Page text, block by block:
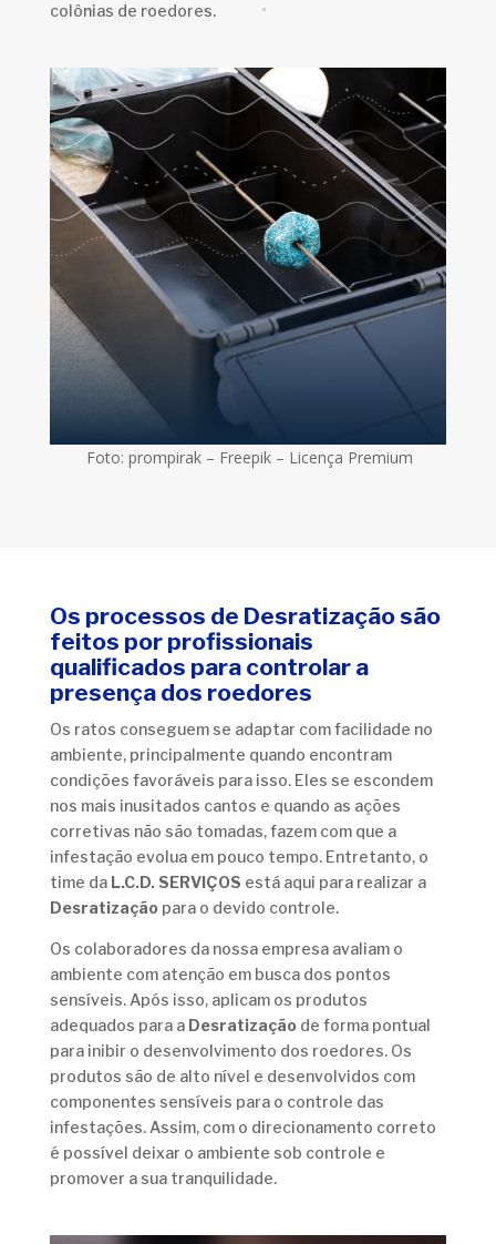
colônias de roedores.
Foto: prompirak – Freepik – Licença Premium
Os processos de Desratização são
feitos por profissionais
qualificados para controlar a
presença dos roedores
Os ratos conseguem se adaptar com facilidade no
ambiente, principalmente quando encontram
condições favoráveis para isso. Eles se escondem
nos mais inusitados cantos e quando as ações
corretivas não são tomadas, fazem com que a
infestação evolua em pouco tempo. Entretanto, o
time da L.C.D. SERVIÇOS está aqui para realizar a
Desratização para o devido controle.
Os colaboradores da nossa empresa avaliam o
ambiente com atenção em busca dos pontos
sensíveis. Após isso, aplicam os produtos
adequados para a Desratização de forma pontual
para inibir o desenvolvimento dos roedores. Os
produtos são de alto nível e desenvolvidos com
componentes sensíveis para o controle das
infestações. Assim, com o direcionamento correto
é possível deixar o ambiente sob controle e
promover a sua tranquilidade.